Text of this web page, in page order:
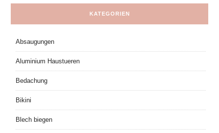
KATEGORIEN
Absaugungen
Aluminium Haustueren
Bedachung
Bikini
Blech biegen